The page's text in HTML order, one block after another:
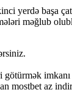
yerdə başa
məğlub
götürmək
mostbet az